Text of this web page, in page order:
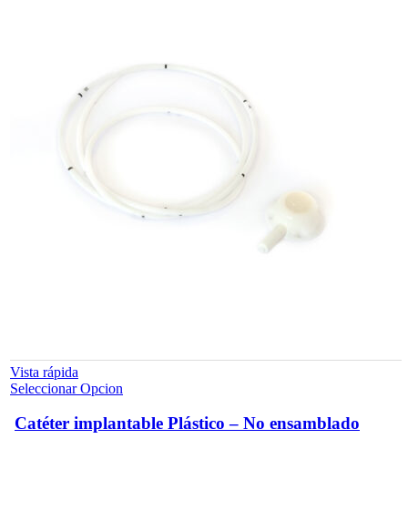
Vista rápida
Seleccionar Opcion
tiene
Catéter implantable Plástico – No ensamblado